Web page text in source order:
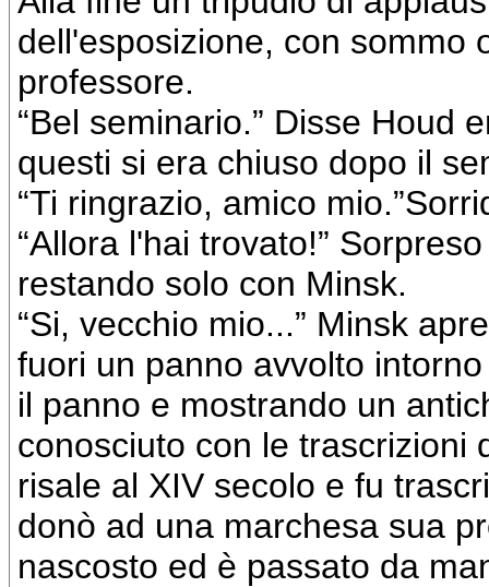
dell'esposizione, con sommo
professore.
“Bel seminario.” Disse Houd
questi si era chiuso dopo il
“Ti ringrazio, amico
“Allora l'hai trovato!”
restando solo con Minsk.
“Si, vecchio mio...” Minsk
fuori un panno avvolto
il panno e mostrando un
conosciuto con le trascrizioni
risale al XIV secolo e fu
donò ad una marchesa sua
nascosto ed è passato da